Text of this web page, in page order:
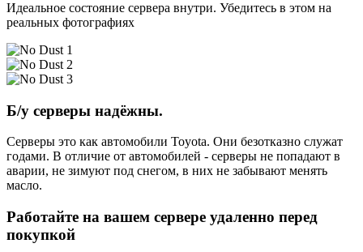
Идеальное состояние сервера внутри. Убедитесь в этом на
реальных фотографиях
Б/у серверы надёжны.
Серверы это как автомобили Toyota. Они безотказно служат
годами. В отличие от автомобилей - серверы не попадают в
аварии, не зимуют под снегом, в них не забывают менять
масло.
Работайте на вашем сервере удаленно перед
покупкой